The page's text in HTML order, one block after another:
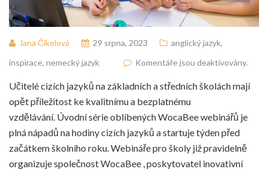
Jana Čikelová 29 srpna, 2023 anglický jazyk,
inspirace, nemecký jazyk Komentáře jsou deaktivovány.
Učitelé cizích jazyků na základních a středních školách mají
opět příležitost ke kvalitnímu a bezplatnému
vzdělávání. Úvodní série oblíbených WocaBee webinářů je
plná nápadů na hodiny cizích jazyků a startuje týden před
začátkem školního roku. Webináře pro školy již pravidelně
organizuje společnost WocaBee , poskytovatel inovativní